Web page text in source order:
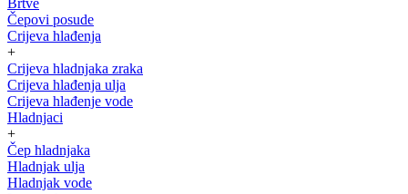
Brtve
Čepovi posude
Crijeva hlađenja
+
Crijeva hladnjaka zraka
Crijeva hlađenja ulja
Crijeva hlađenje vode
Hladnjaci
+
Čep hladnjaka
Hladnjak ulja
Hladnjak vode